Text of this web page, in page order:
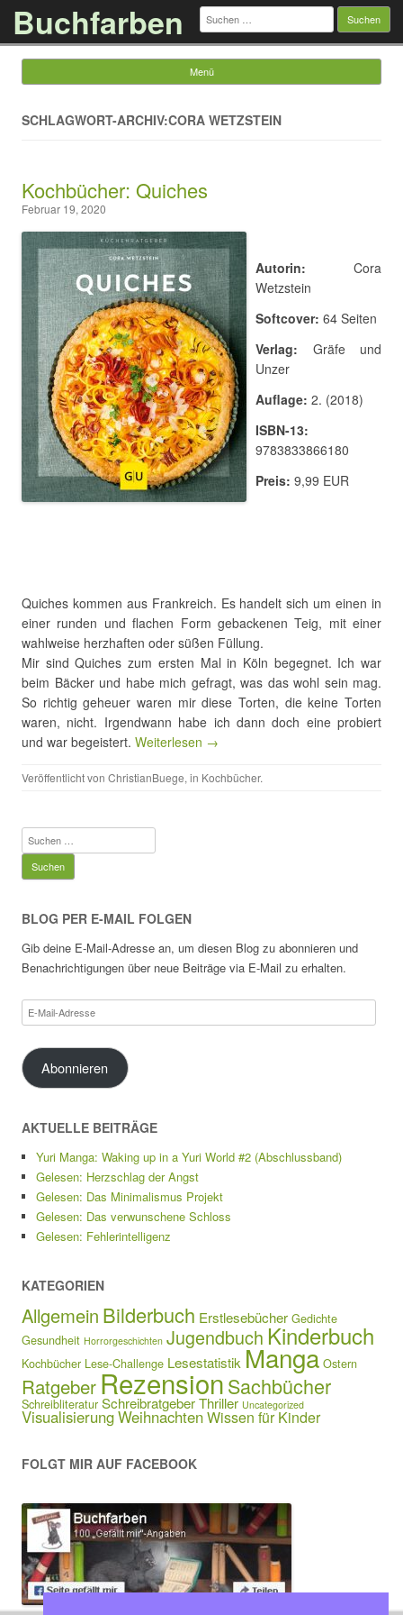
Buchfarben Suchen
nach:
Menü
SCHLAGWORT-ARCHIV:CORA WETZSTEIN
Kochbücher: Quiches
Februar 19, 2020
Autorin: Cora
Wetzstein
Softcover: 64 Seiten
Verlag: Gräfe und
Unzer
Auflage: 2. (2018)
ISBN-13:
9783833866180
Preis: 9,99 EUR
Quiches kommen aus Frankreich. Es handelt sich um einen in
einer runden und flachen Form gebackenen Teig, mit einer
wahlweise herzhaften oder süßen Füllung.
Mir sind Quiches zum ersten Mal in Köln begegnet. Ich war
beim Bäcker und habe mich gefragt, was das wohl sein mag.
So richtig geheuer waren mir diese Torten, die keine Torten
waren, nicht. Irgendwann habe ich dann doch eine probiert
und war begeistert. Weiterlesen →
Veröffentlicht von ChristianBuege, in Kochbücher.
Suchen
nach:
BLOG PER E-MAIL FOLGEN
Gib deine E-Mail-Adresse an, um diesen Blog zu abonnieren und
Benachrichtigungen über neue Beiträge via E-Mail zu erhalten.
E-
Mail-
Adresse
Abonnieren
AKTUELLE BEITRÄGE
Yuri Manga: Waking up in a Yuri World #2 (Abschlussband)
Gelesen: Herzschlag der Angst
Gelesen: Das Minimalismus Projekt
Gelesen: Das verwunschene Schloss
Gelesen: Fehlerintelligenz
KATEGORIEN
Allgemein Bilderbuch Erstlesebücher Gedichte
Gesundheit Horrorgeschichten Jugendbuch Kinderbuch
Kochbücher Lese-Challenge Lesestatistik Manga Ostern
Ratgeber RezensionSachbücher
Schreibliteratur SchreibratgeberThriller Uncategorized
VisualisierungWeihnachtenWissen für Kinder
FOLGT MIR AUF FACEBOOK